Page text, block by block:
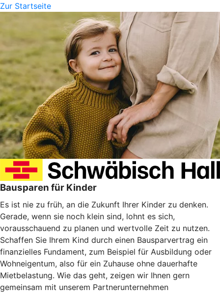
Zur Startseite
Bausparen für Kinder
Es ist nie zu früh, an die Zukunft Ihrer Kinder zu denken.
Gerade, wenn sie noch klein sind, lohnt es sich,
vorausschauend zu planen und wertvolle Zeit zu nutzen.
Schaffen Sie Ihrem Kind durch einen Bausparvertrag ein
finanzielles Fundament, zum Beispiel für Ausbildung oder
Wohneigentum, also für ein Zuhause ohne dauerhafte
Mietbelastung. Wie das geht, zeigen wir Ihnen gern
gemeinsam mit unserem Partnerunternehmen